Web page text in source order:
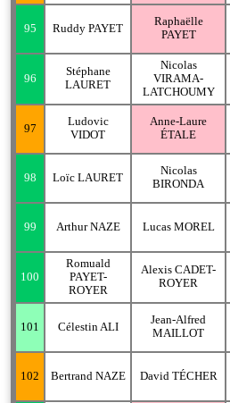
95 Ruddy PAYET
Raphaëlle
PAYET
96
Stéphane
LAURET
Nicolas
VIRAMA-
LATCHOUMY
97
Ludovic
VIDOT
Anne-Laure
ÉTALE
98 Loïc LAURET
Nicolas
BIRONDA
99 Arthur NAZE Lucas MOREL
100
Romuald
PAYET-
ROYER
Alexis CADET-
ROYER
101 Célestin ALI
Jean-Alfred
MAILLOT
102 Bertrand NAZE David TÉCHER